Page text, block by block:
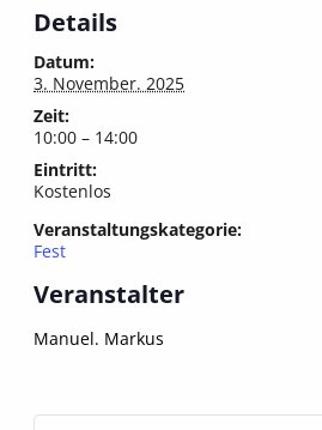
Details
Datum:
3. November. 2025
Zeit:
10:00 – 14:00
Eintritt:
Kostenlos
Veranstaltungskategorie:
Fest
Veranstalter
Manuel. Markus